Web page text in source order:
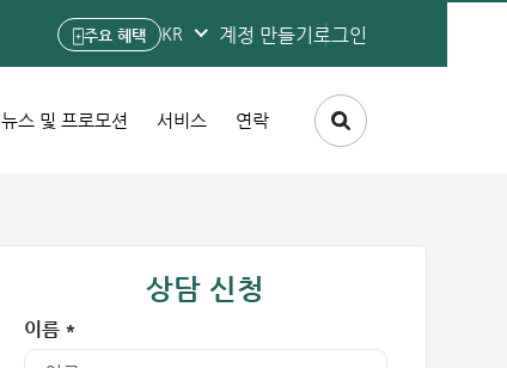
주요 혜택 KR 계정 만들기 로그인
뉴스 및 프로모션 서비스 연락
상담 신청
이름 *